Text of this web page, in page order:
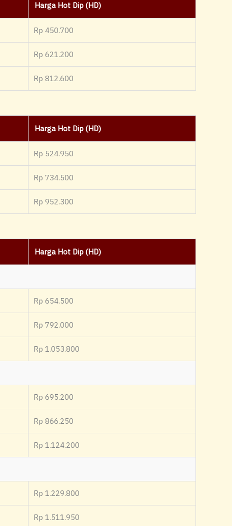
Harga Hot Dip (HD)
Rp 450.700
Rp 621.200
Rp 812.600
Harga Hot Dip (HD)
Rp 524.950
Rp 734.500
Rp 952.300
Harga Hot Dip (HD)
Rp 654.500
Rp 792.000
Rp 1.053.800
Rp 695.200
Rp 866.250
Rp 1.124.200
Rp 1.229.800
Rp 1.511.950